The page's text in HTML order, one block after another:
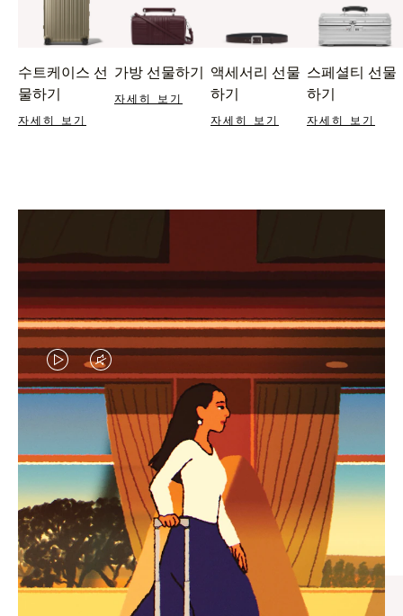
수트케이스 선
물하기
자세히 보기
가방 선물하기
자세히 보기
액세서리 선물
하기
자세히 보기
스페셜티 선물
하기
자세히 보기
VIDEO
IS
PLAYED,
PLEASE
PRESS
TO
PAUSE
IT
VIDEO
IS
MUTED,
PLEASE
PRESS
TO
UNMUTE
IT
엄선된 기프트 셀렉션
모든 여정의 완벽한 동반자 찾
기